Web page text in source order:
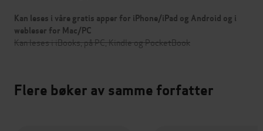
Kan leses i våre gratis apper for iPhone/iPad og Android og i
webleser for Mac/PC
Kan leses i iBooks, på PC, Kindle og PocketBook
Flere bøker av samme forfatter